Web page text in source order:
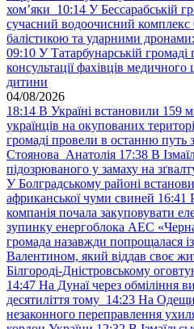
хом’яки 10:14 У Бессарабській
сучасний водоочисний комплекс
балістикою та ударними
09:10 У Татарбунарській
консультації фахівців медичного
дитини
04/08/2026
18:14 В Україні встановили 159
українців на окупованих
громаді провели в останню путь
Стоянова Анатолія 17:38 В
підозрюваного у замаху на
У Болградському районі
африканської чуми свиней 16:41
компанія почала закуповувати
зупинку енергоблока АЕС
громада назавжди попрощалася
Валентином, який віддав своє
Білгороді-Дністровському
14:47 На Дунаї через обміління
десятиліття тому 14:23 На
незаконного переправлення